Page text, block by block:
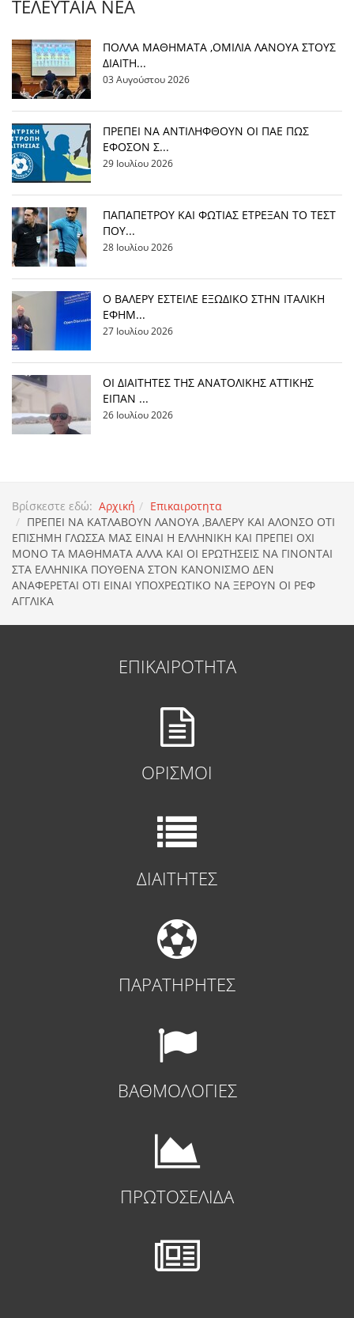
ΤΕΛΕΥΤΑΊΑ ΝΈΑ
ΠΟΛΛΑ ΜΑΘΗΜΑΤΑ ,ΟΜΙΛΙΑ ΛΑΝΟΥΑ ΣΤΟΥΣ
ΔΙΑΙΤΗ...
03 Αυγούστου 2026
ΠΡΕΠΕΙ ΝΑ ΑΝΤΙΛΗΦΘΟΥΝ ΟΙ ΠΑΕ ΠΩΣ
ΕΦΟΣΟΝ Σ...
29 Ιουλίου 2026
ΠΑΠΑΠΕΤΡΟΥ ΚΑΙ ΦΩΤΙΑΣ ΕΤΡΕΞΑΝ ΤΟ ΤΕΣΤ
ΠΟΥ...
28 Ιουλίου 2026
Ο ΒΑΛΕΡΥ ΕΣΤΕΙΛΕ ΕΞΩΔΙΚΟ ΣΤΗΝ ΙΤΑΛΙΚΗ
ΕΦΗΜ...
27 Ιουλίου 2026
ΟΙ ΔΙΑΙΤΗΤΕΣ ΤΗΣ ΑΝΑΤΟΛΙΚΗΣ ΑΤΤΙΚΗΣ
ΕΙΠΑΝ ...
26 Ιουλίου 2026
Βρίσκεστε εδώ: Αρχική
Επικαιροτητα
ΠΡΕΠΕΙ ΝΑ ΚΑΤΛΑΒΟΥΝ ΛΑΝΟΥΑ ,ΒΑΛΕΡΥ ΚΑΙ ΑΛΟΝΣΟ ΟΤΙ
ΕΠΙΣΗΜΗ ΓΛΩΣΣΑ ΜΑΣ ΕΙΝΑΙ Η ΕΛΛΗΝΙΚΗ ΚΑΙ ΠΡΕΠΕΙ ΟΧΙ
ΜΟΝΟ ΤΑ ΜΑΘΗΜΑΤΑ ΑΛΛΑ ΚΑΙ ΟΙ ΕΡΩΤΗΣΕΙΣ ΝΑ ΓΙΝΟΝΤΑΙ
ΣΤΑ ΕΛΛΗΝΙΚΑ ΠΟΥΘΕΝΑ ΣΤΟΝ ΚΑΝΟΝΙΣΜΟ ΔΕΝ
ΑΝΑΦΕΡΕΤΑΙ ΟΤΙ ΕΙΝΑΙ ΥΠΟΧΡΕΩΤΙΚΟ ΝΑ ΞΕΡΟΥΝ ΟΙ ΡΕΦ
ΑΓΓΛΙΚΑ
ΕΠΙΚΑΙΡΟΤΗΤΑ
ΟΡΙΣΜΟΙ
ΔΙΑΙΤΗΤΕΣ
ΠΑΡΑΤΗΡΗΤΕΣ
ΒΑΘΜΟΛΟΓΙΕΣ
ΠΡΩΤΟΣΕΛΙΔΑ